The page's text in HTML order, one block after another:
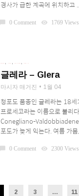
경사가 급한 계곡에 위치하고
chat_bubble 0 Comment visibility 1769 Views
글레라 – Glera
마시자 매거진 1월 04
청포도 품종인 글레라는 18
프로세코라는 이름으로 불리
Conegliano-Valdobbiadene)
포도가 늦게 익는다. 여름 가
chat_bubble 0 Comment visibility 2300 Views
2 3 … 11